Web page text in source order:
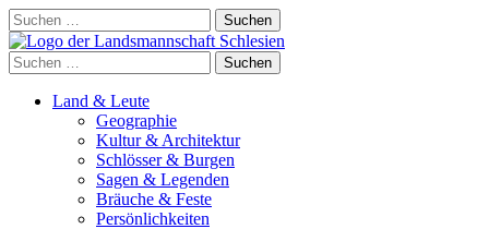
Skip
to
content
Suchen
nach:
Suchen
nach:
Land & Leute
Geographie
Kultur & Architektur
Schlösser & Burgen
Sagen & Legenden
Bräuche & Feste
Persönlichkeiten